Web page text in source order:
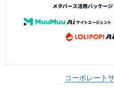
コーポレート